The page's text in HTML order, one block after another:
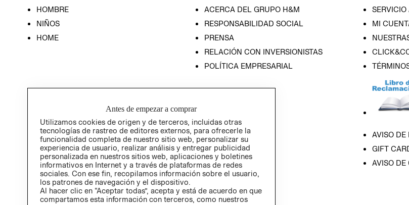
HOMBRE
NIÑOS
HOME
ACERCA DEL GRUPO H&M
RESPONSABILIDAD SOCIAL
PRENSA
RELACIÓN CON INVERSIONISTAS
POLÍTICA EMPRESARIAL
MI
AVISO DE
GIFT
AVISO DE
Antes de empezar a comprar
Utilizamos cookies de origen y de terceros, incluidas otras
tecnologías de rastreo de editores externos, para ofrecerle la
funcionalidad completa de nuestro sitio web, personalizar su
experiencia de usuario, realizar análisis y entregar publicidad
personalizada en nuestros sitios web, aplicaciones y boletines
informativos en Internet y a través de plataformas de redes
sociales. Con ese fin, recopilamos información sobre el usuario,
los patrones de navegación y el dispositivo.
Al hacer clic en “Aceptar todas”, acepta y está de acuerdo en que
compartamos esta información con terceros, como nuestros